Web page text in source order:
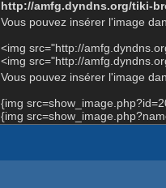
http://amfg.dyndns.org/tiki-
Vous pouvez insérer l'image
<img src="http://
<img src="http://
Vous pouvez insérer l'image
{img
{img